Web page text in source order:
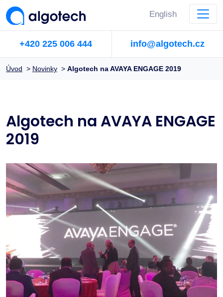
English
+420 225 006 444 info@algotech.cz
Úvod > Novinky > Algotech na AVAYA ENGAGE 2019
Algotech na AVAYA ENGAGE
2019